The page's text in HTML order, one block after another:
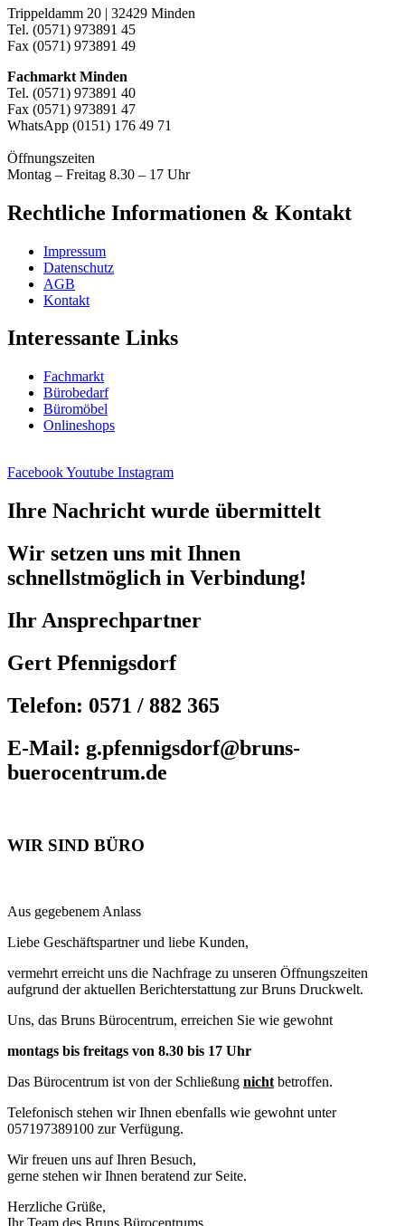
Trippeldamm 20 | 32429 Minden
Tel. (0571) 973891 45
Fax (0571) 973891 49
Fachmarkt Minden
Tel. (0571) 973891 40
Fax (0571) 973891 47
WhatsApp (0151) 176 49 71
Öffnungszeiten
Montag – Freitag 8.30 – 17 Uhr
Rechtliche Informationen & Kontakt
Impressum
Datenschutz
AGB
Kontakt
Interessante Links
Fachmarkt
Bürobedarf
Büromöbel
Onlineshops
FacebookYoutube Instagram
Ihre Nachricht wurde übermittelt
Wir setzen uns mit Ihnen
schnellstmöglich in Verbindung!
Ihr Ansprechpartner
Gert Pfennigsdorf
Telefon: 0571 / 882 365
E-Mail: g.pfennigsdorf@bruns-
buerocentrum.de
WIR SIND BÜRO
Aus gegebenem Anlass
Liebe Geschäftspartner und liebe Kunden,
vermehrt erreicht uns die Nachfrage zu unseren Öffnungszeiten
aufgrund der aktuellen Berichterstattung zur Bruns Druckwelt.
Uns, das Bruns Bürocentrum, erreichen Sie wie gewohnt
montags bis freitags von 8.30 bis 17 Uhr
Das Bürocentrum ist von der Schließung nicht betroffen.
Telefonisch stehen wir Ihnen ebenfalls wie gewohnt unter
057197389100 zur Verfügung.
Wir freuen uns auf Ihren Besuch,
gerne stehen wir Ihnen beratend zur Seite.
Herzliche Grüße,